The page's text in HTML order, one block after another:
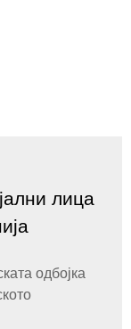
лица
одбојка